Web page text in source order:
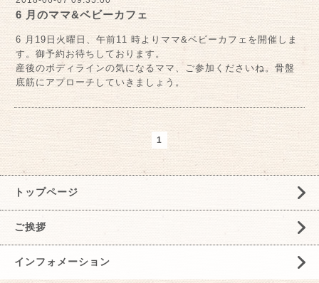
6 月のママ&ベビーカフェ
6 月19日火曜日、午前11 時よりママ&ベビーカフェを開催しま
す。御予約お待ちしております。
産後のボディラインの気になるママ、ご参加くださいね。骨盤
底筋にアプローチしていきましょう。
1
トップページ
ご挨拶
インフォメーション